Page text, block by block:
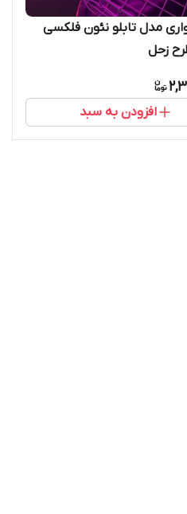
مدل تابلو نئون فلکسی
زحل
افزودن به سبد